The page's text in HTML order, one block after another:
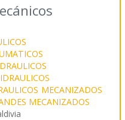
MECANIZADOS
MECANIZADOS